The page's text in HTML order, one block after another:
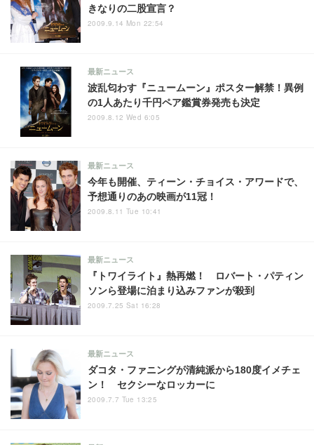
きなりの二股宣言？
2009.9.14 Mon 22:54
波乱匂わす『ニュームーン』ポスター解禁！異例
の1人あたり千円ペア鑑賞券発売も決定
最新ニュース
2009.8.12 Wed 6:05
今年も開催、ティーン・チョイス・アワードで、
予想通りのあの映画が11冠！
最新ニュース
2009.8.11 Tue 10:41
『トワイライト』熱再燃！ ロバート・パティン
ソンら登場に泊まり込みファンが殺到
最新ニュース
2009.7.25 Sat 16:28
ダコタ・ファニングが清純派から180度イメチェ
ン！ セクシーなロッカーに
最新ニュース
2009.7.7 Tue 13:25